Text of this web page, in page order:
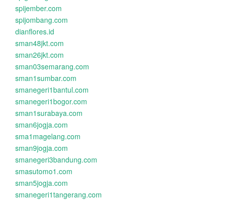
spijember.com
spijombang.com
dianflores.id
sman48jkt.com
sman26jkt.com
sman03semarang.com
sman1sumbar.com
smanegeri1bantul.com
smanegeri1bogor.com
sman1surabaya.com
sman6jogja.com
sma1magelang.com
sman9jogja.com
smanegeri3bandung.com
smasutomo1.com
sman5jogja.com
smanegeri1tangerang.com